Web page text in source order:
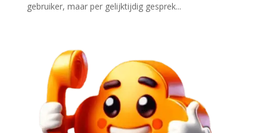
gebruiker, maar per gelijktijdig gesprek...